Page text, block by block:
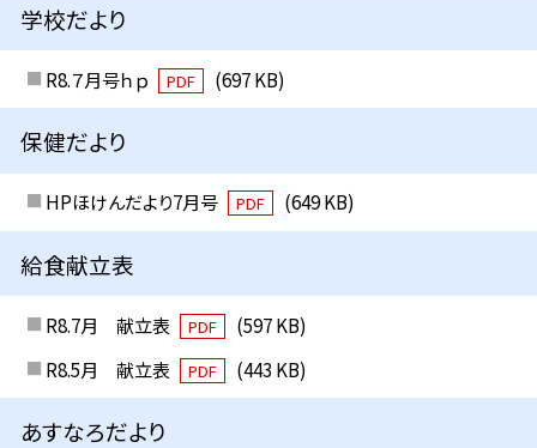
学校だより
R8.７月号ｈｐ PDF (697 KB)
保健だより
HPほけんだより7月号 PDF (649 KB)
給食献立表
R8.7月 献立表 PDF
(597 KB)
R8.5月 献立表
PDF (443 KB)
あすなろだより